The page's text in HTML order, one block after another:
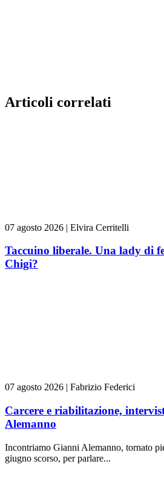
Articoli correlati
07 agosto 2026 | Elvira Cerritelli
Taccuino liberale. Una lady di
Chigi?
07 agosto 2026 | Fabrizio Federici
Carcere e riabilitazione,
Alemanno
Incontriamo Gianni Alemanno, tornato
giugno scorso, per parlare...